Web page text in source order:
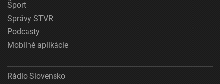
Šport
Správy STVR
Podcasty
Mobilné aplikácie
Rádio Slovensko